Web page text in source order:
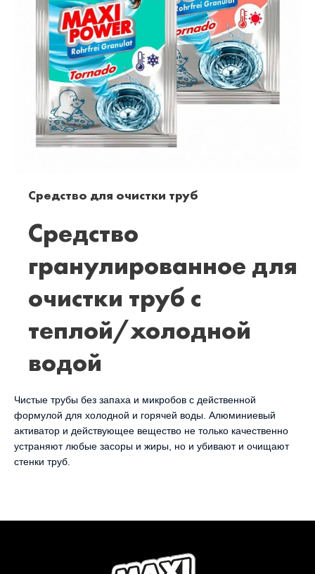
Средство для очистки труб
Средство
гранулированное для
очистки труб с
теплой/холодной
водой
Чистые трубы без запаха и микробов с действенной
формулой для холодной и горячей воды. Алюминиевый
активатор и действующее вещество не только качественно
устраняют любые засоры и жиры, но и убивают и очищают
стенки труб.